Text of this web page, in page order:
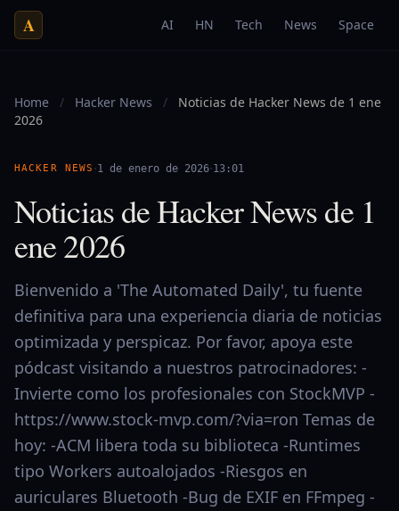
A AI HN Tech News Space
Home / Hacker News /
Noticias de Hacker News de 1 ene
2026
HACKER NEWS ·1 de enero de 2026·13:01
Noticias de Hacker News de 1
ene 2026
Bienvenido a 'The Automated Daily', tu fuente
definitiva para una experiencia diaria de noticias
optimizada y perspicaz. Por favor, apoya este
pódcast visitando a nuestros patrocinadores: -
Invierte como los profesionales con StockMVP -
https://www.stock-mvp.com/?via=ron Temas de
hoy: -ACM libera toda su biblioteca -Runtimes
tipo Workers autoalojados -Riesgos en
auriculares Bluetooth -Bug de EXIF en FFmpeg -